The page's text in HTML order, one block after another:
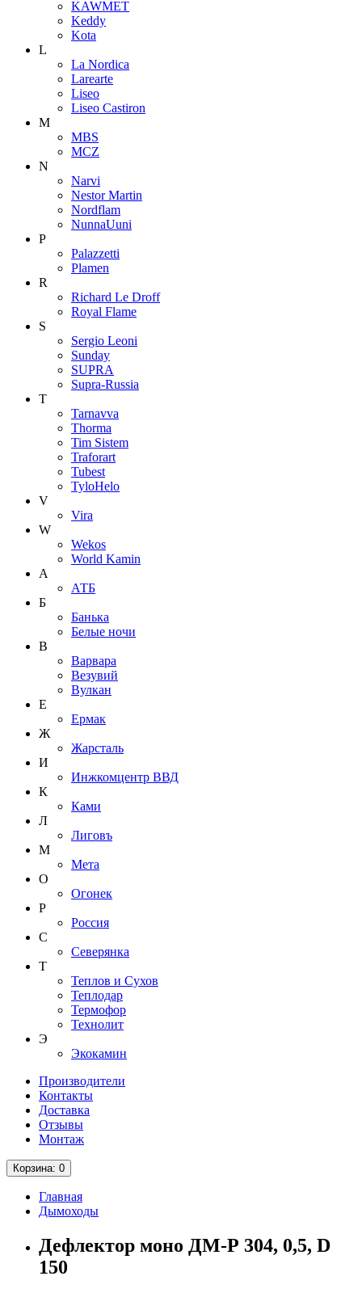
KAWMET
Keddy
Kota
L
La Nordica
Larearte
Liseo
Liseo Castiron
M
MBS
MCZ
N
Narvi
Nestor Martin
Nordflam
NunnaUuni
P
Palazzetti
Plamen
R
Richard Le Droff
Royal Flame
S
Sergio Leoni
Sunday
SUPRA
Supra-Russia
T
Tarnavva
Thorma
Tim Sistem
Traforart
Tubest
TyloHelo
V
Vira
W
Wekos
World Kamin
А
АТБ
Б
Банька
Белые ночи
В
Варвара
Везувий
Вулкан
Е
Ермак
Ж
Жарсталь
И
Инжкомцентр ВВД
К
Ками
Л
Лиговъ
М
Мета
О
Огонек
Р
Россия
С
Северянка
Т
Теплов и Сухов
Теплодар
Термофор
Технолит
Э
Экокамин
Производители
Контакты
Доставка
Отзывы
Монтаж
Корзина: 0
Главная
Дымоходы
Дефлектор моно ДМ-Р 304, 0,5, D
150